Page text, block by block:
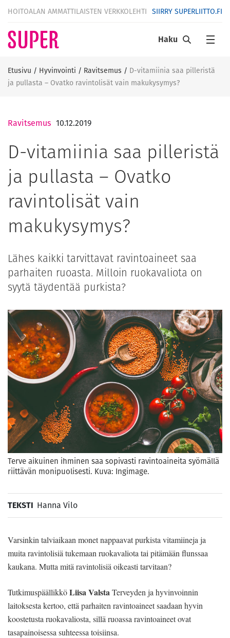
HOITOALAN AMMATTILAISTEN VERKKOLEHTI SIIRRY SUPERLIITTO.FI
Haku
Etusivu / Hyvinvointi / Ravitsemus / D-vitamiinia saa pilleristä
ja pullasta – Ovatko ravintolisät vain makukysymys?
Ravitsemus 10.12.2019
D-vitamiinia saa pilleristä
ja pullasta – Ovatko
ravintolisät vain
makukysymys?
Lähes kaikki tarvittavat ravintoaineet saa
parhaiten ruoasta. Milloin ruokavaliota on
syytä täydentää purkista?
Terve aikuinen ihminen saa sopivasti ravintoaineita syömällä
riittävän monipuolisesti. Kuva: Ingimage.
TEKSTI Hanna Vilo
Varsinkin talviaikaan monet nappaavat purkista vita­miineja ja
muita ravintoli­siä tukemaan ruokavaliota tai pitämään flunssaa
kau­kana. Mutta mitä ravinto­lisiä oikeasti tarvitaan?
Tutkimuspääl­likköLiisa ValstaTerveyden ja hyvin­voinnin
laitoksesta kertoo, että parhai­ten ravintoaineet saadaan hyvin
kooste­tusta ruokavaliosta, sillä ruoassa ravin­toaineet ovat
tasapainoisessa suhteessa toisiinsa.